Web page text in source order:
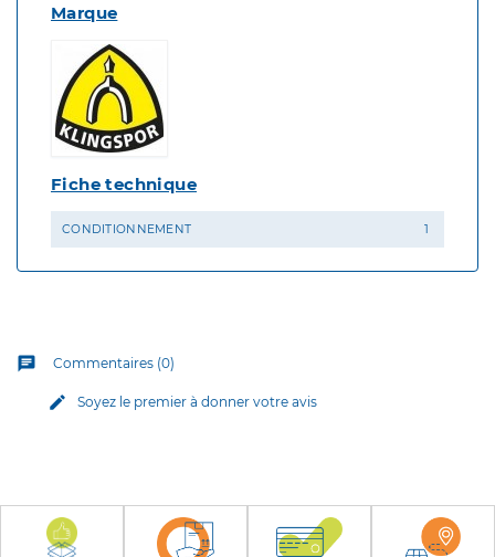
Marque
Fiche technique
CONDITIONNEMENT 1
chat Commentaires (0)
edit Soyez le premier à donner votre avis